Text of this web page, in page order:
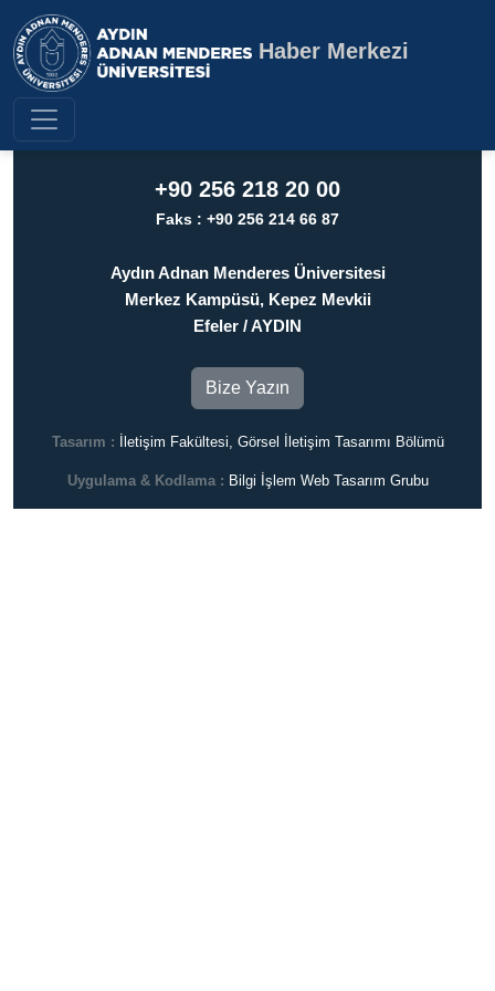
Aydın Adnan Menderes
Haber Merkezi
+90 256 218 20 00
Faks : +90 256 214 66 87
Aydın Adnan Menderes Üniversitesi
Merkez Kampüsü, Kepez Mevkii
Efeler / AYDIN
Bize Yazın
Tasarım : İletişim Fakültesi, Görsel İletişim Tasarımı Bölümü
Uygulama & Kodlama : Bilgi İşlem Web Tasarım Grubu